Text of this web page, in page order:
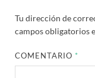
Tu dirección de
campos obligatorios
COMENTARIO *